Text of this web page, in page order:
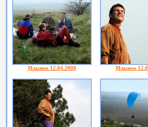
Млынок 12.04.2008 Млынок